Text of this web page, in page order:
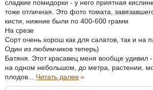
сладкие помидорки - у него приятная
тоже отличная. Это фото томата,
кисти, нижние были по 400-600 грамм
На срезе
Сорт очень хорош как для салатов, так и на
Один из любимчиков теперь)
Батяня. Этот красавец меня вообще удивил
на одном небольшом, до метра, растении,
плодов... Читать далее»